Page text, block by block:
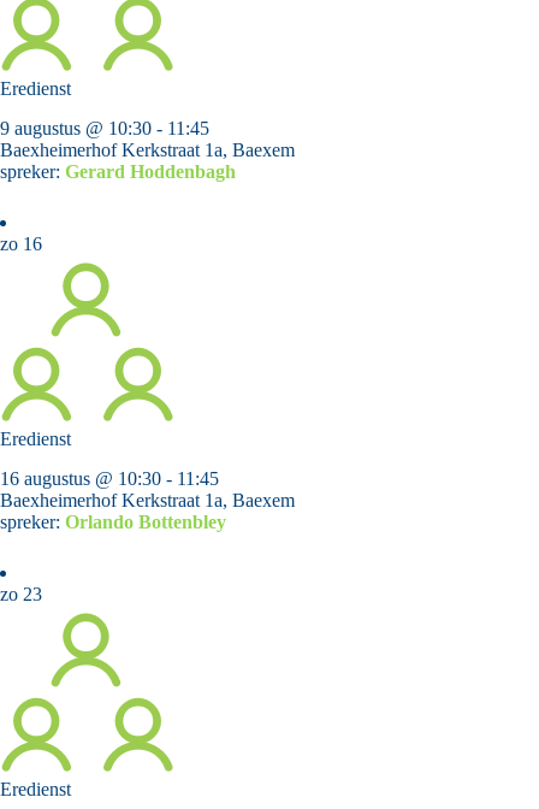
Eredienst
9 augustus @ 10:30 - 11:45
BaexheimerhofKerkstraat 1a, Baexem
spreker: Gerard Hoddenbagh
zo 16
Eredienst
16 augustus @ 10:30 - 11:45
BaexheimerhofKerkstraat 1a, Baexem
spreker: Orlando Bottenbley
zo 23
Eredienst